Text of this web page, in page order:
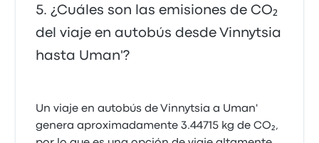
¿Cuáles son las emisiones de CO₂
del viaje en autobús desde Vinnytsia
hasta Uman'?
Un viaje en autobús de Vinnytsia a Uman'
genera aproximadamente 3.44715 kg de CO₂,